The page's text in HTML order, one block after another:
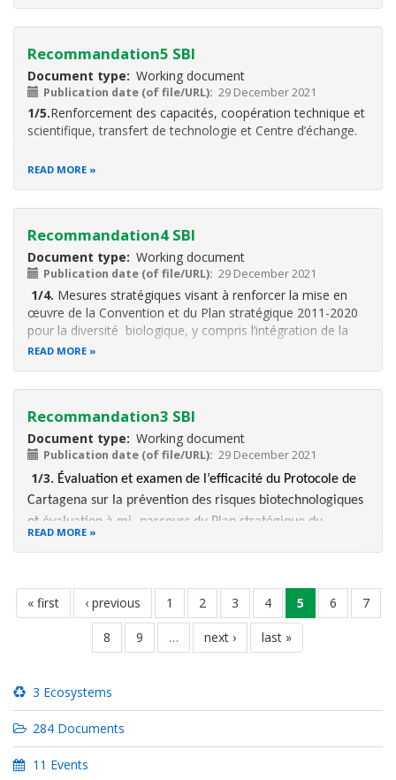
Recommandation5 SBI
Document type Working document
Publication date (of file/URL) 29 December 2021
1/5.Renforcement des capacités, coopération technique et
scientifique, transfert de technologie et Centre d’échange.
READ MORE
Recommandation4 SBI
Document type Working document
Publication date (of file/URL) 29 December 2021
1/4. Mesures stratégiques visant à renforcer la mise en
œuvre de la Convention et du Plan stratégique 2011-2020
pour la diversité biologique, y compris l’intégration de la
diversité biologique dans les secteurs et entre les secteurs.
READ MORE
Recommandation3 SBI
Document type Working document
Publication date (of file/URL) 29 December 2021
1/3. Évaluation et examen de l’efficacité du Protocole de
Cartagena sur la prévention des risques biotechnologiques
et évaluation à mi- parcours du Plan stratégique du
READ MORE
Pagination
first
page
« first
previous
page
‹ previous page
1 page
2 page
3 page
4
current
page
5 page
6 page
7
page
8 page
9 …
next
page
next ›
last
page
last »
3 Ecosystems
284 Documents
11 Events